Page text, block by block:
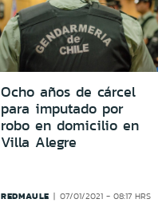
Ocho años de cárcel
para imputado por
robo en domicilio en
Villa Alegre
REDMAULE 07/01/2021 - 08:17 HRS